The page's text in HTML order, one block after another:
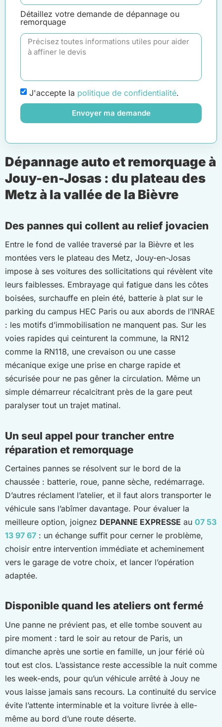
Détaillez votre demande de dépannage ou
remorquage
J'accepte la politique de confidentialité.
Envoyer ma demande
Dépannage auto et remorquage à
Jouy-en-Josas : du plateau des
Metz à la vallée de la Bièvre
Des pannes qui collent au relief jovacien
Entre le fond de vallée traversé par la Bièvre et les
montées vers le plateau des Metz, Jouy-en-Josas
impose à ses voitures des sollicitations qui révèlent vite
leurs faiblesses. Embrayage qui fatigue dans les côtes
boisées, surchauffe en plein été, batterie à plat sur le
parking du campus HEC Paris ou aux abords de l’INRAE
: les motifs d’immobilisation ne manquent pas. Sur les
voies rapides qui ceinturent la commune, la RN12
comme la RN118, une crevaison ou une casse
mécanique exige une prise en charge rapide et
sécurisée pour ne pas gêner la circulation. Même un
simple démarreur récalcitrant près de la gare peut
paralyser tout un trajet matinal.
Un seul appel pour trancher entre
réparation et remorquage
Certaines pannes se résolvent sur le bord de la
chaussée : batterie, roue, panne sèche, redémarrage.
D’autres réclament l’atelier, et il faut alors transporter le
véhicule sans l’abîmer davantage. Pour évaluer la
meilleure option, joignez DEPANNE EXPRESSE au 07 53
13 97 67 : un échange suffit pour cerner le problème,
choisir entre intervention immédiate et acheminement
vers le garage de votre choix, et lancer l’opération
adaptée.
Disponible quand les ateliers ont fermé
Une panne ne prévient pas, et elle tombe souvent au
pire moment : tard le soir au retour de Paris, un
dimanche après une sortie en famille, un jour férié où
tout est clos. L’assistance reste accessible la nuit comme
les week-ends, pour qu’un véhicule arrêté à Jouy ne
vous laisse jamais sans recours. La continuité du service
évite l’attente interminable et la voiture livrée à elle-
même au bord d’une route déserte.